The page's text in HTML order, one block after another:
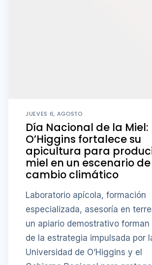
JUEVES 6, AGOSTO
Día Nacional de la Miel:
O’Higgins fortalece su
apicultura para
miel en un escenario de
cambio climático
Laboratorio apícola, formación
especializada, asesoría en
un apiario demostrativo forman
de la estrategia impulsada por
Universidad de O’Higgins y el